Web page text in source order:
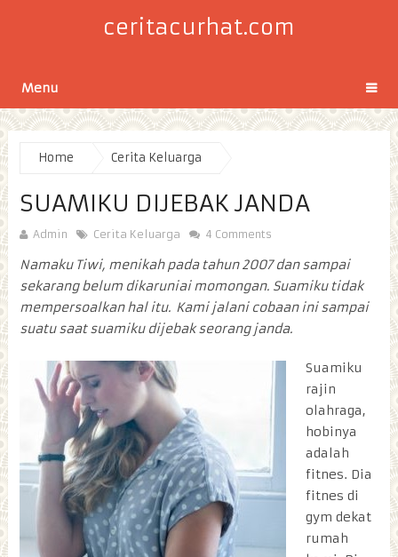
ceritacurhat.com
Menu
Home Cerita Keluarga
SUAMIKU DIJEBAK JANDA
Admin Cerita Keluarga 4 Comments
Namaku Tiwi, menikah pada tahun 2007 dan sampai
sekarang belum dikaruniai momongan. Suamiku tidak
mempersoalkan hal itu. Kami jalani cobaan ini sampai
suatu saat suamiku dijebak seorang janda.
Suamiku
rajin
olahraga,
hobinya
adalah
fitnes. Dia
fitnes di
gym dekat
rumah